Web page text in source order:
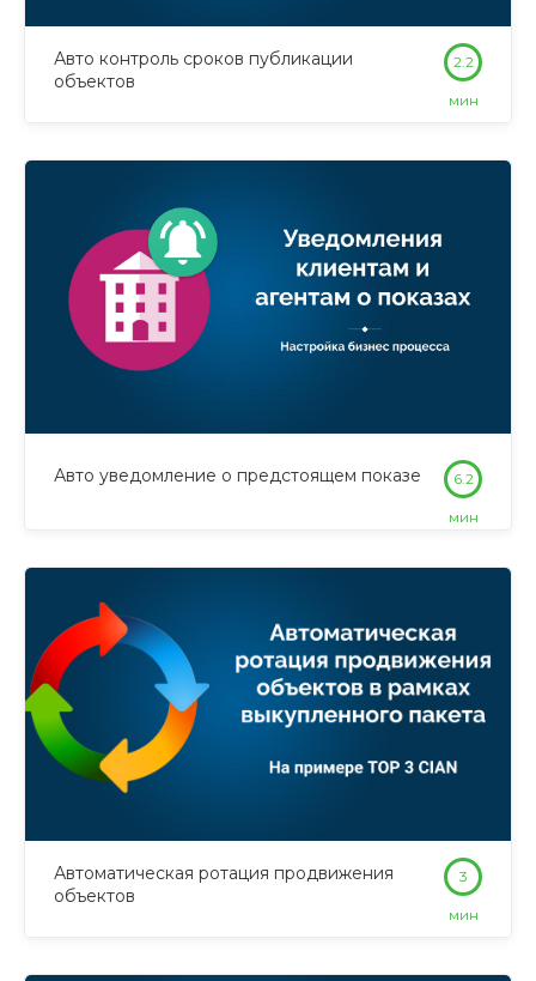
Авто контроль сроков публикации
объектов
2.2
мин
Авто уведомление о предстоящем показе 6.2
мин
Автоматическая ротация продвижения
объектов
3
мин